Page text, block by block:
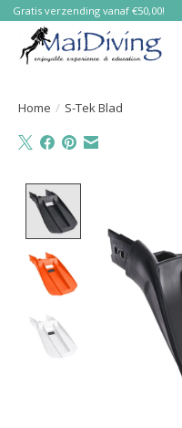
Gratis verzending vanaf €50,00!
Home / S-Tek Blad